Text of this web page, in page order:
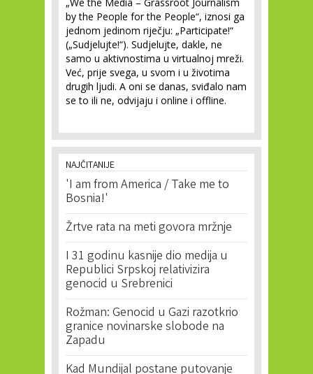
by the People for the People“, iznosi ga
jednom jedinom riječju: „Participate!“
(„Sudjelujte!“). Sudjelujte, dakle, ne
samo u aktivnostima u virtualnoj mreži.
Već, prije svega, u svom i u životima
drugih ljudi. A oni se danas, sviđalo nam
se to ili ne, odvijaju i online i offline.
NAJČITANIJE
'I am from America / Take me to
Bosnia!'
Žrtve rata na meti govora mržnje
I 31 godinu kasnije dio medija u
Republici Srpskoj relativizira
genocid u Srebrenici
Rožman: Genocid u Gazi razotkrio
granice novinarske slobode na
Zapadu
Kad Mundijal postane putovanje